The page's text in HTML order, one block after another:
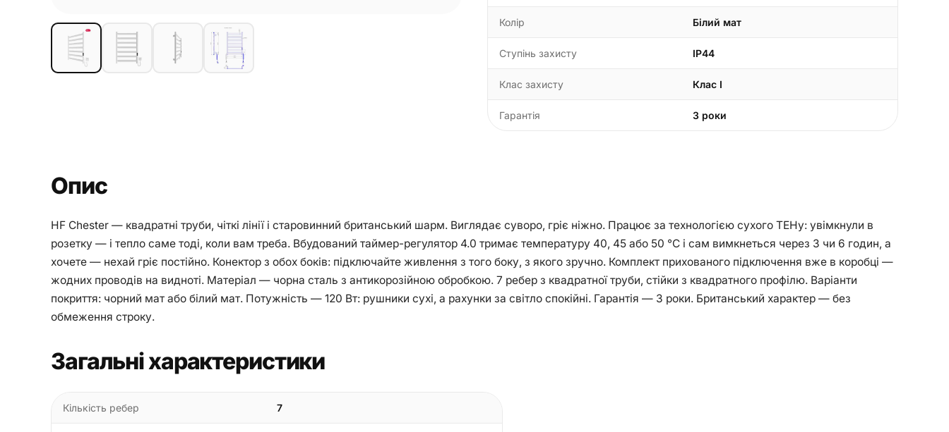
Колір Білий мат
Ступінь захисту IP44
Клас захисту Клас I
Гарантія 3 роки
Опис
HF Chester — квадратні труби, чіткі лінії і старовинний британський шарм. Виглядає суворо, гріє ніжно. Працює за технологією сухого ТЕНу: увімкнули в
розетку — і тепло саме тоді, коли вам треба. Вбудований таймер-регулятор 4.0 тримає температуру 40, 45 або 50 °С і сам вимкнеться через 3 чи 6 годин, а
хочете — нехай гріє постійно. Конектор з обох боків: підключайте живлення з того боку, з якого зручно. Комплект прихованого підключення вже в коробці —
жодних проводів на видноті. Матеріал — чорна сталь з антикорозійною обробкою. 7 ребер з квадратної труби, стійки з квадратного профілю. Варіанти
покриття: чорний мат або білий мат. Потужність — 120 Вт: рушники сухі, а рахунки за світло спокійні. Гарантія — 3 роки. Британський характер — без
обмеження строку.
Загальні характеристики
Кількість ребер 7